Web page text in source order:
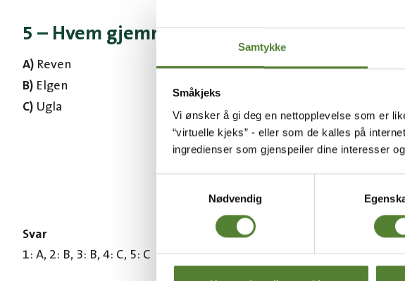
Samtykke
Småkjeks
Vi ønsker å gi deg en nettopplevelse som er
“virtuelle kjeks” - eller som de kalles på
ingredienser som gjenspeiler dine interesser
Nødvendig
5 – Hvem gjemmer Bestemor seg for under
A) Reven
B) Elgen
C) Ugla
Svar
1: A, 2: B, 3: B, 4: C, 5: C